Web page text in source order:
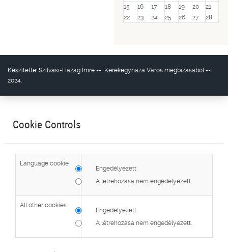
15
16 17 18 19 20
21
22
23 24 25 26 27 28
Készítette: Szilvási-Hazag Imre -- Kerekegyháza Város megbízásából --
2024.
Cookie Controls
Language cookie
Engedélyezett
A létrehozása nem engedélyezett.
All other cookies
Engedélyezett
A létrehozása nem engedélyezett.